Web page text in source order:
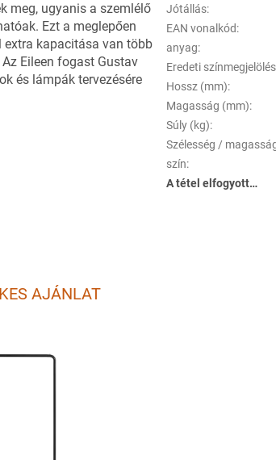
meg, ugyanis a szemlélő
Ezt a meglepően
kapacitása van több
Eileen fogast Gustav
és lámpák tervezésére
Jótállás:
EAN vonalkód:
anyag:
Eredeti színmegjelölés
Hossz (mm):
Magasság (mm):
Súly (kg):
Szélesség /
szín:
A tétel elfogyott…
AJÁNLAT